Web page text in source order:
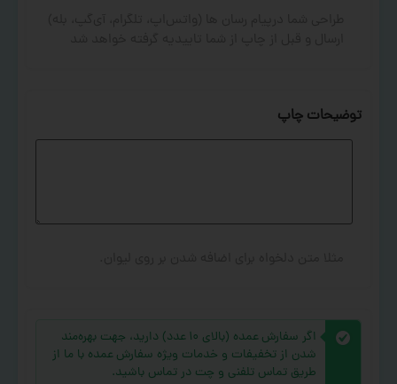
توضیحات چاپ
اگر سفارش عمده (بالای ۱۰ عدد) دارید، جهت بهره‌مند
شدن از تخفیفات و خدمات ویژه سفارش عمده با ما از
طریق تماس تلفنی و چت در تماس باشید.